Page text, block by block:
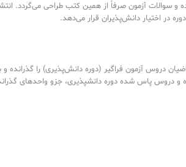
و سوالات آزمون صرفاً از همین کتب طراحی می‌گردد.
در اختیار دانش‌پذیران قرار می‌دهد.
دروس آزمون فراگیر (دوره دانش‌پذیری) را گذرانده و
دروس پاس شده دوره دانشپذیری، جزو واحدهای